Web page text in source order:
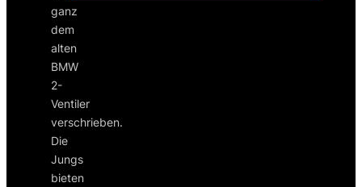
ganz
dem
alten
BMW
2-
Ventiler
verschrieben.
Die
Jungs
bieten